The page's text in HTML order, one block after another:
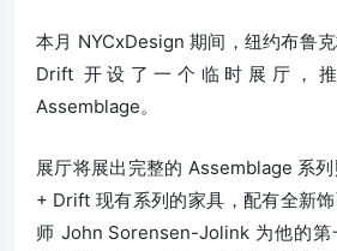
本月 NYCxDesign 期间，纽约布鲁
Drift 开设了一个临时展厅，
Assemblage。
展厅将展出完整的 Assemblage 系
+ Drift 现有系列的家具，配有全新
师 John Sorensen-Jolink 为他的第